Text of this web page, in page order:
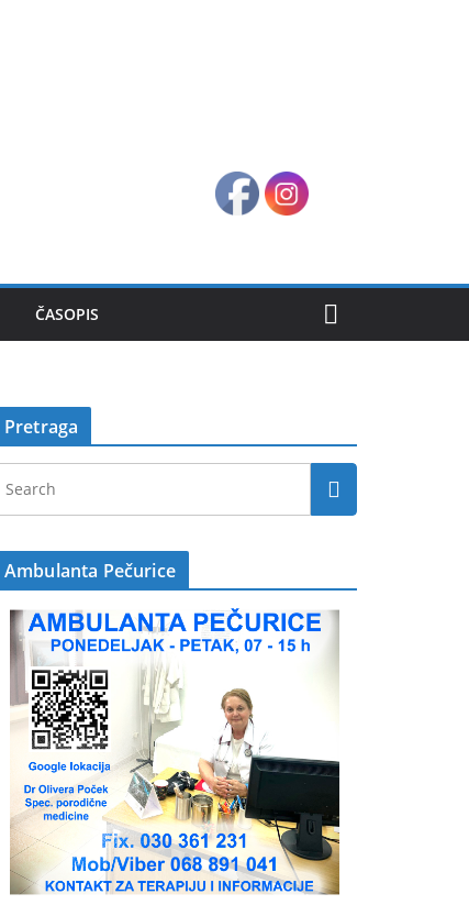
ČASOPIS
Pretraga
Ambulanta Pečurice